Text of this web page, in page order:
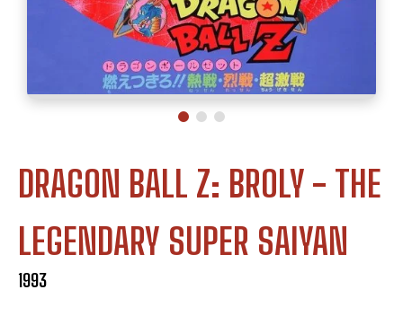
DRAGON BALL Z: BROLY - THE
LEGENDARY SUPER SAIYAN
1993